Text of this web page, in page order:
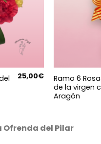
25,00€
Ramo 6
de la virgen
Aragón
Ofrenda del Pilar